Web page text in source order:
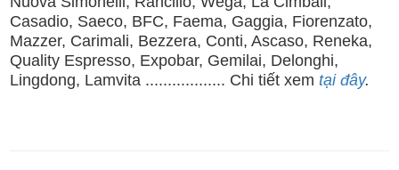
Casadio, Saeco, BFC, Faema, Gaggia, Fiorenzato,
Mazzer, Carimali, Bezzera, Conti, Ascaso, Reneka,
Quality Espresso, Expobar, Gemilai, Delonghi,
Lingdong, Lamvita .................. Chi tiết xem tại đây.